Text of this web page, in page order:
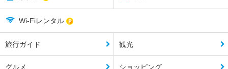
Wi-Fiレンタル
旅行ガイド 観光
グルメ ショッピング